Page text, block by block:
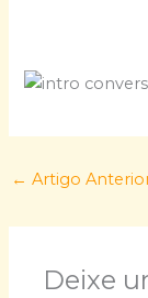
← Artigo
Deixe